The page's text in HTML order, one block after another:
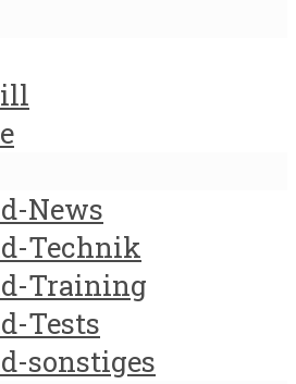
News
Technik
Training
Tests
sonstiges